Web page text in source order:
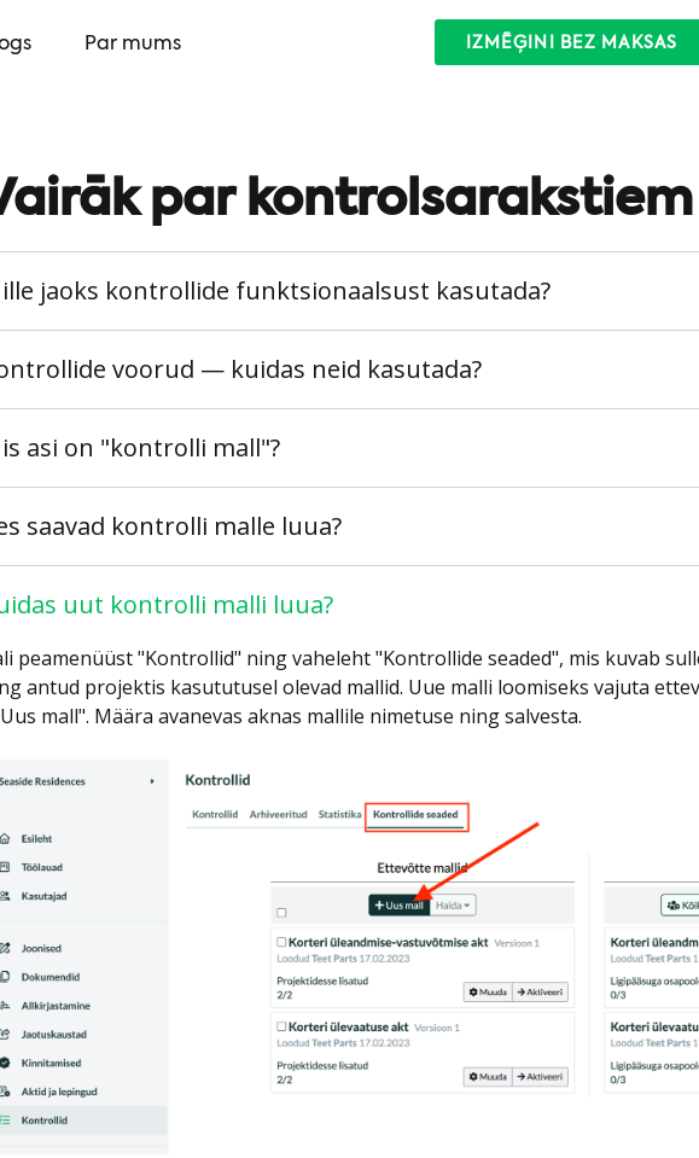
Par mums IZMĒĢINI BEZ MAKSAS
par kontrolsarakstiem
jaoks kontrollide funktsionaalsust kasutada?
voorud — kuidas neid kasutada?
asi on "kontrolli mall"?
saavad kontrolli malle luua?
uut kontrolli malli luua?
peamenüüst "Kontrollid" ning vaheleht "Kontrollide seaded", mis kuvab
antud projektis kasututusel olevad mallid. Uue malli loomiseks vajuta
mall". Määra avanevas aknas mallile nimetuse ning salvesta.